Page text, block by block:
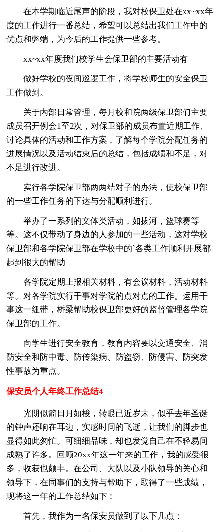
在本学期临近尾声的阶段，我对校保卫处在xx~xx年
度的工作进行一番总结，希望可以总结出我们工作中的
优点和弊端，为今后的工作提供一些参考。
xx~xx年度我们校学生会保卫部的主要活动有
做好学校的夜间巡逻工作，将学校师生的安全保卫
工作做到。
关于内部日常管理，每月校和院两级保卫部们主要
成员召开例会1至2次，对保卫部的成员布置近期工作、
讨论具体的活动和工作方案，了解每个学院分配任务的
进展情况以及活动结束后的总结，包括成绩和不足，对
不足进行改进。
实行各学院保卫部两两结对子的办法，使校保卫部
的一些工作任务的下达与分配顺利进行。
举办了一系列的文体类活动，如拔河，篮球赛等
等。这不仅带动了身边的人参加的一些活动，这对学校
保卫部和各学院保卫部在学校中的`各类工作顺利开展都
起到很大的帮助
各学院定期上报相关材料，有会议材料，活动材料
等。对各学院实行干事对学院的点对点的工作。运用干
事这一纽带，桥梁帮助校保卫部更好的监督管理各学院
保卫部的工作。
向学生进行安全教育，教育内容要以交通安全、消
防安全和防中毒、防传染病、防盗窃、防侵害、防突发
性事故为重点。
保安员个人年终工作总结4
光阴似箭日月如梭，转眼已近岁末，似乎去年圣诞
的钟声还响在耳边，实感时间的飞逝，让我们的脚步也
显得如此匆忙。可细细品味，却也发觉自己在不轻易间
成熟了许多。回顾20xx年这一年来的工作，我的感受很
多，收获也颇丰。在公司、大队以及小队领导的关心和
领导下，在同事们的支持与帮助下，取得了一些成绩，
现将这一年的工作总结如下：
首先，我作为一名保安员做到了以下几点：